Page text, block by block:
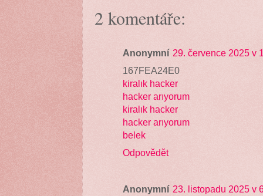
2 komentáře:
Anonymní 29. července 2025 v
167FEA24E0
kiralık hacker
hacker arıyorum
kiralık hacker
hacker arıyorum
belek
Odpovědět
Anonymní 23. listopadu 2025 v